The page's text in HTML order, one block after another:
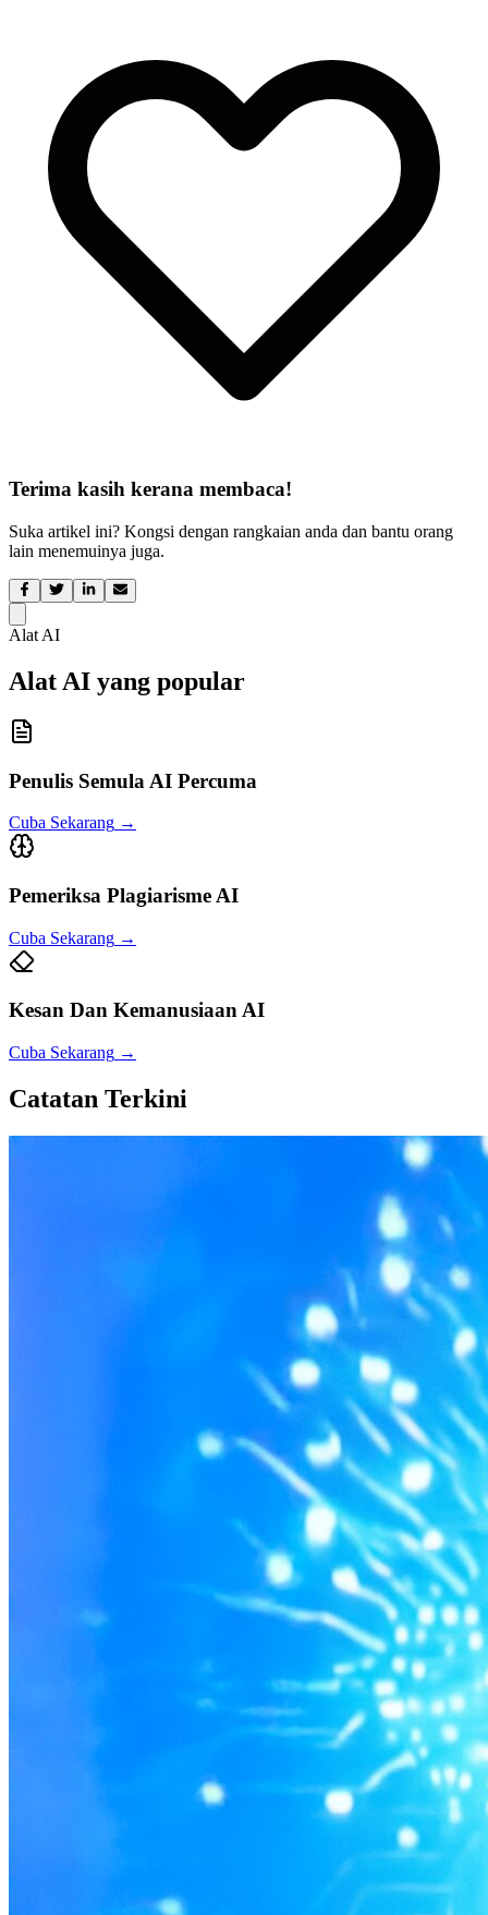
Terima kasih kerana membaca!
Suka artikel ini? Kongsi dengan rangkaian anda dan bantu orang
lain menemuinya juga.
Alat AI
Alat AI yang popular
Penulis Semula AI Percuma
Cuba Sekarang →
Pemeriksa Plagiarisme AI
Cuba Sekarang →
Kesan Dan Kemanusiaan AI
Cuba Sekarang →
Catatan Terkini